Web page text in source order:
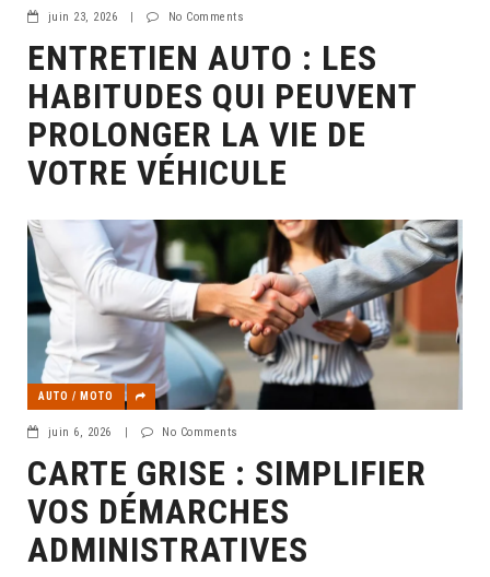
juin 23, 2026 | No Comments
ENTRETIEN AUTO : LES
HABITUDES QUI PEUVENT
PROLONGER LA VIE DE
VOTRE VÉHICULE
AUTO / MOTO
juin 6, 2026 | No Comments
CARTE GRISE : SIMPLIFIER
VOS DÉMARCHES
ADMINISTRATIVES